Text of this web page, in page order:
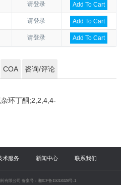
请登录 Add To Cart
请登录 Add To Cart
请登录 Add To Cart
COA 咨询/评论
环丁酮;2,2,4,4-
术服务 新闻中心 联系我们
有限公司 备案号：湘ICP备15018328号-1